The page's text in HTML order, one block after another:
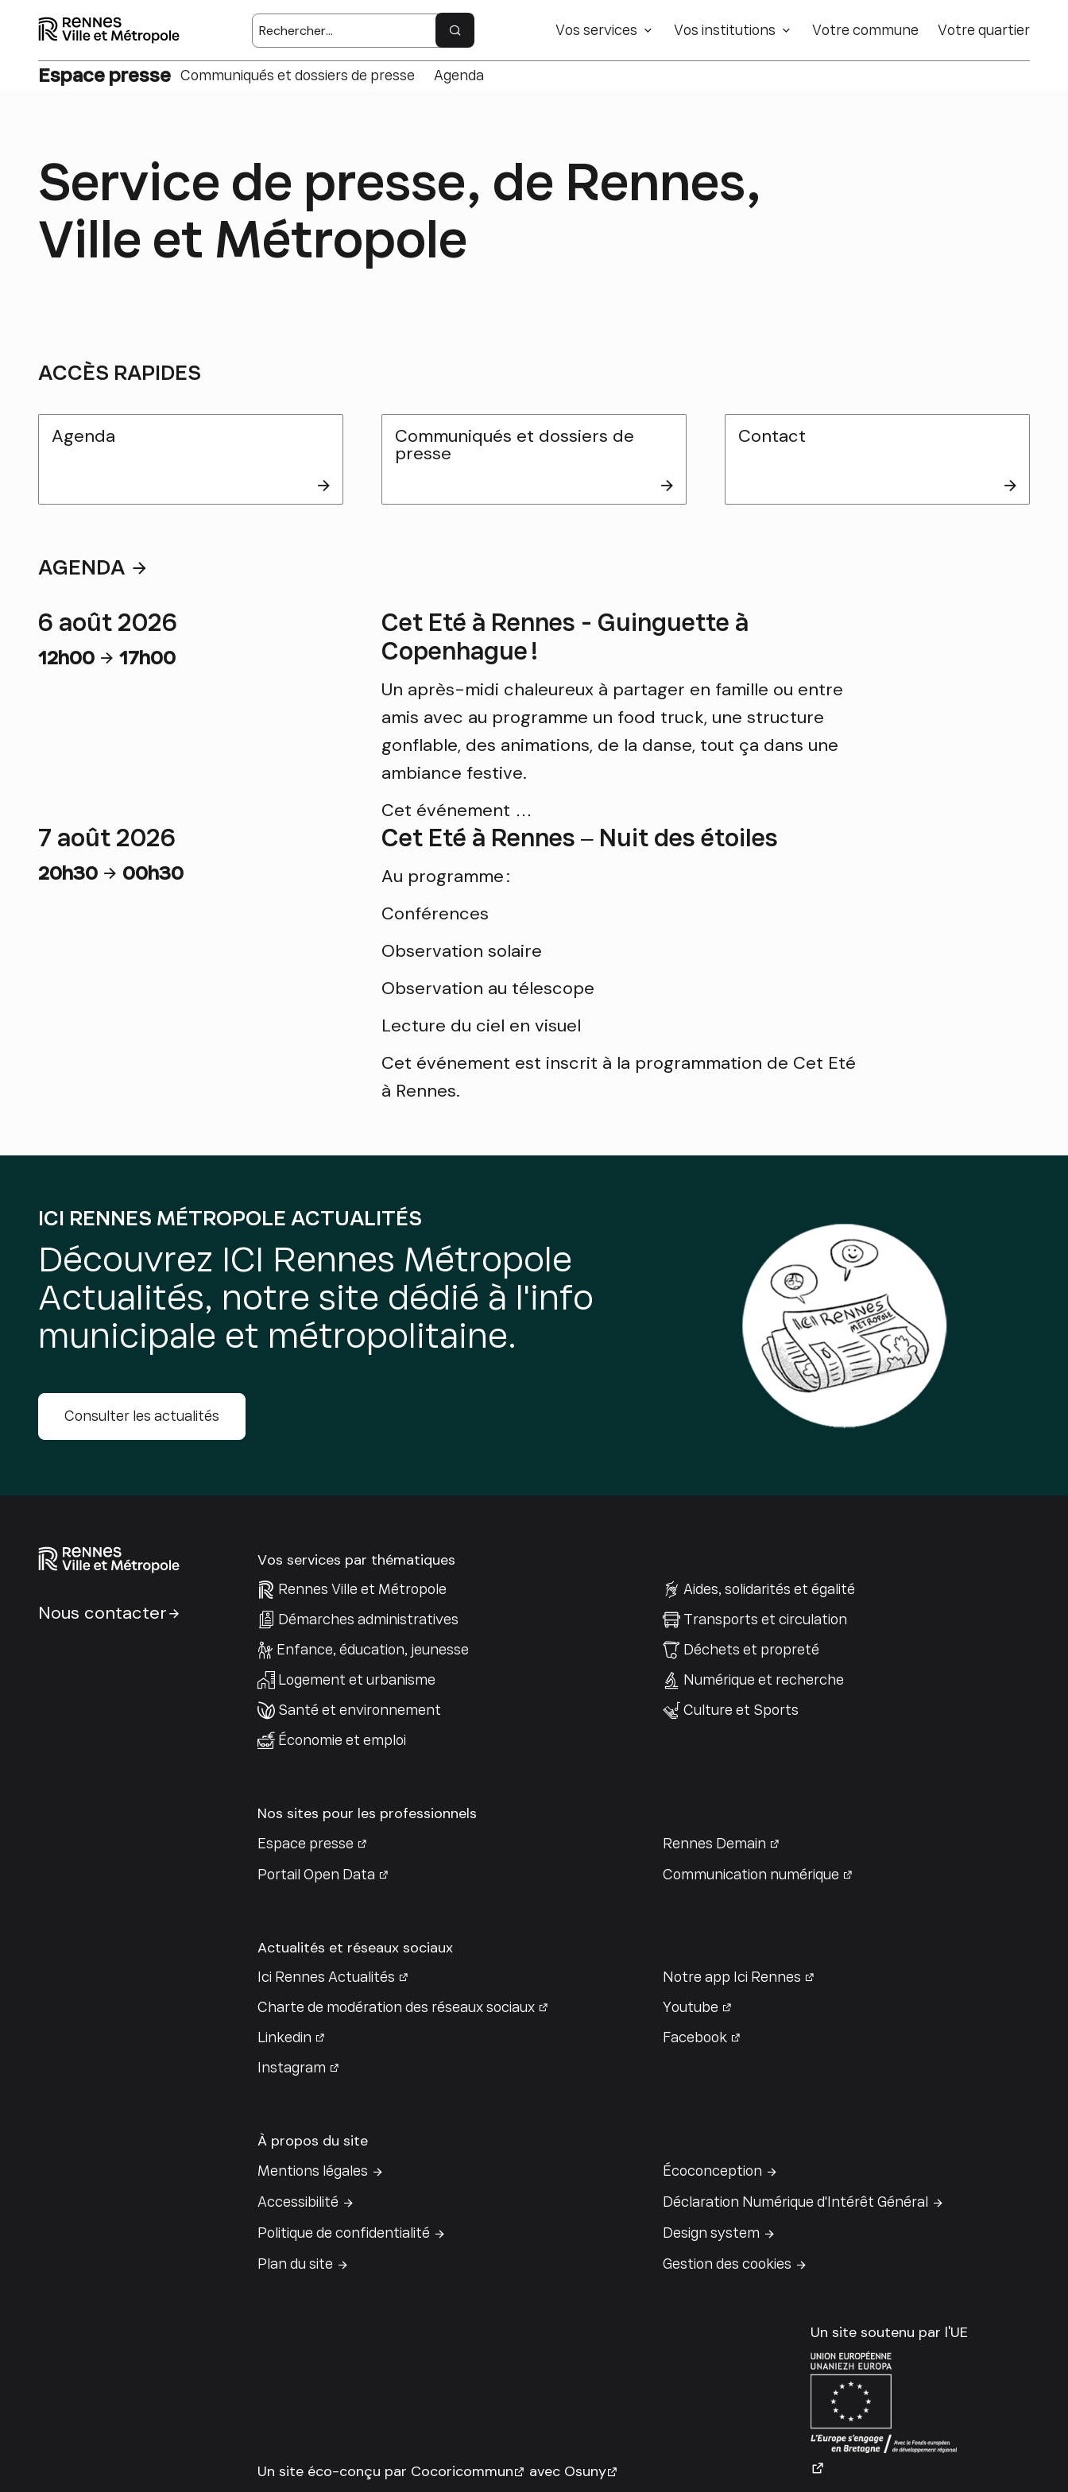
Rechercher sur le site
Rechercher sur le site
Vos services Vos institutions Votre commune Votre quartier
Espace presse Communiqués et dossiers de presse Agenda
Service de presse, de Rennes,
Ville et Métropole
ACCÈS RAPIDES
Agenda Communiqués et dossiers de
presse
Contact
AGENDA
Cet Eté à Rennes - Guinguette à
Copenhague !
6 août 2026
12h00 17h00
Un après-midi chaleureux à partager en famille ou entre
amis avec au programme un food truck, une structure
gonflable, des animations, de la danse, tout ça dans une
ambiance festive.
Cet événement …
Cet Eté à Rennes – Nuit des étoiles
7 août 2026
20h30 00h30
Au programme :
Conférences
Observation solaire
Observation au télescope
Lecture du ciel en visuel
Cet événement est inscrit à la programmation de Cet Eté
à Rennes.
ICI RENNES MÉTROPOLE ACTUALITÉS
Découvrez ICI Rennes Métropole
Actualités, notre site dédié à l'info
municipale et métropolitaine.
Consulter les actualités
Nous contacter
Vos services par thématiques
Rennes Ville et Métropole
Aides, solidarités et égalité
Démarches administratives
Transports et circulation
Enfance, éducation, jeunesse
Déchets et propreté
Logement et urbanisme
Numérique et recherche
Santé et environnement
Culture et Sports
Économie et emploi
Nos sites pour les professionnels
Espace presse
Rennes Demain
Portail Open Data
Communication numérique
Actualités et réseaux sociaux
Ici Rennes Actualités
Notre app Ici Rennes
Charte de modération des réseaux sociaux
Youtube
Linkedin
Facebook
Instagram
À propos du site
Mentions légales
Écoconception
Accessibilité
Déclaration Numérique d'Intérêt Général
Politique de confidentialité
Design system
Plan du site
Gestion des cookies
Un site soutenu par l'UE
Un site éco-conçu par Cocoricommun avec Osuny